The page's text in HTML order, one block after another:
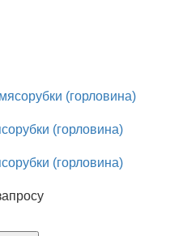
(горловина)
(горловина)